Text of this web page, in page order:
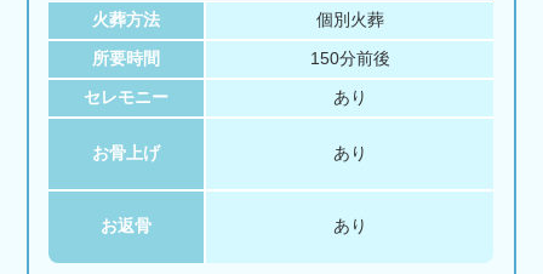
火葬方法 個別火葬
所要時間 150分前後
セレモニー あり
お骨上げ あり
お返骨 あり